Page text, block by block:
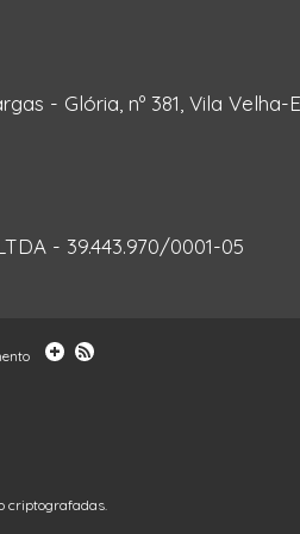
- Glória, nº 381, Vila Velha-
- 39.443.970/0001-05
criptografadas.